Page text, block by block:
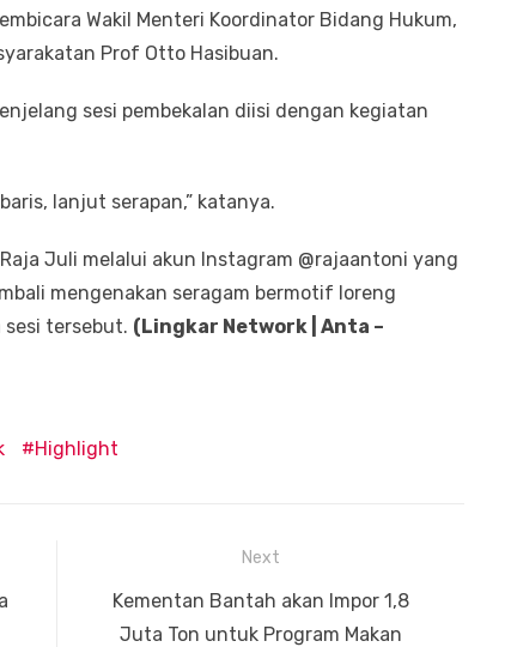
Wakil Menteri Koordinator Bidang Hukum,
Prof Otto Hasibuan.
sesi pembekalan diisi dengan kegiatan
lanjut serapan,” katanya.
Juli melalui akun Instagram @rajaantoni yang
mengenakan seragam bermotif loreng
sesi tersebut. (Lingkar Network | Anta –
Highlight
Next
Next
post:
Kementan Bantah akan Impor 1,8
Juta Ton untuk Program Makan